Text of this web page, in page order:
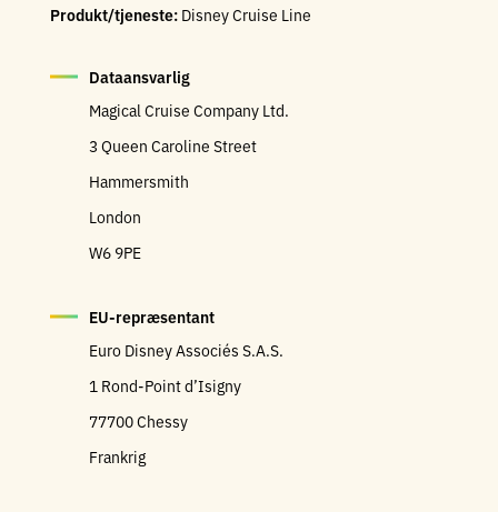
Produkt/tjeneste: Disney Cruise Line
Dataansvarlig
Magical Cruise Company Ltd.
3 Queen Caroline Street
Hammersmith
London
W6 9PE
EU-repræsentant
Euro Disney Associés S.A.S.
1 Rond-Point d’Isigny
77700 Chessy
Frankrig